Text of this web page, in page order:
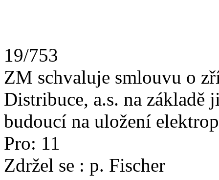
19/753
ZM schvaluje smlouvu o
Distribuce, a.s. na základě
budoucí na uložení
Pro: 11
Zdržel se : p.